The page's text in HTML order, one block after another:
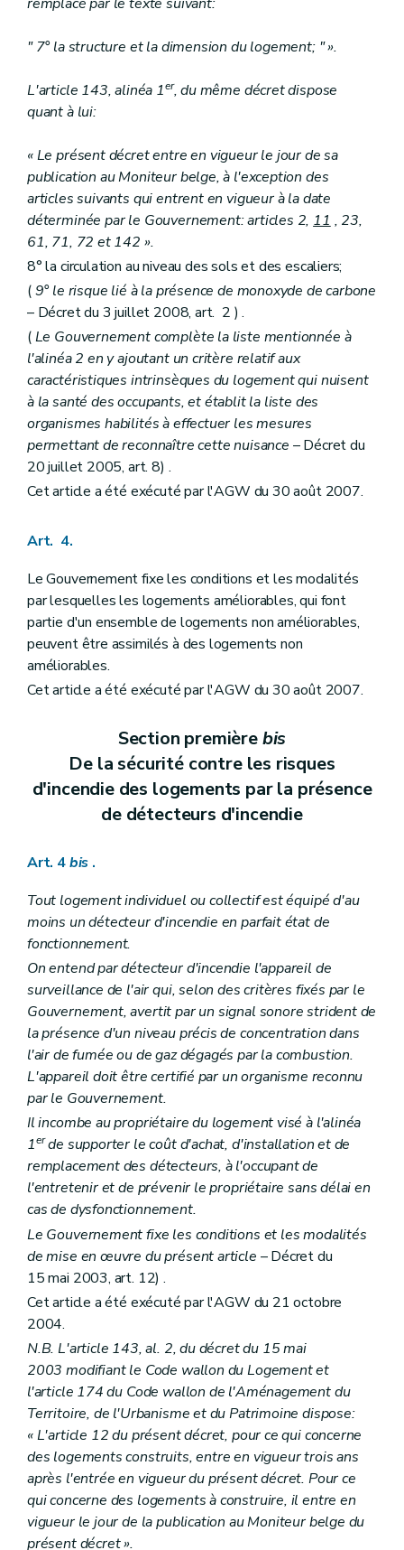
" 7° la structure et la dimension du logement; " ».
L'article 143, alinéa 1er, du même décret dispose
quant à lui:
« Le présent décret entre en vigueur le jour de sa
publication au Moniteur belge, à l'exception des
articles suivants qui entrent en vigueur à la date
déterminée par le Gouvernement: articles 2, 11 , 23,
61, 71, 72 et 142 ».
8° la circulation au niveau des sols et des escaliers;
(9° le risque lié à la présence de monoxyde de carbone
– Décret du 3 juillet 2008, art. 2 ) .
(Le Gouvernement complète la liste mentionnée à
l'alinéa 2 en y ajoutant un critère relatif aux
caractéristiques intrinsèques du logement qui nuisent
à la santé des occupants, et établit la liste des
organismes habilités à effectuer les mesures
permettant de reconnaître cette nuisance – Décret du
20 juillet 2005, art. 8) .
Cet article a été exécuté par l'AGW du 30 août 2007.
Art. 4.
Le Gouvernement fixe les conditions et les modalités
par lesquelles les logements améliorables, qui font
partie d'un ensemble de logements non améliorables,
peuvent être assimilés à des logements non
améliorables.
Cet article a été exécuté par l'AGW du 30 août 2007.
Section premièrebis
De la sécurité contre les risques
d'incendie des logements par la présence
de détecteurs d'incendie
Art. 4bis .
Tout logement individuel ou collectif est équipé d'au
moins un détecteur d'incendie en parfait état de
fonctionnement.
On entend par détecteur d'incendie l'appareil de
surveillance de l'air qui, selon des critères fixés par le
Gouvernement, avertit par un signal sonore strident de
la présence d'un niveau précis de concentration dans
l'air de fumée ou de gaz dégagés par la combustion.
L'appareil doit être certifié par un organisme reconnu
par le Gouvernement.
Il incombe au propriétaire du logement visé à l'alinéa
1erde supporter le coût d'achat, d'installation et de
remplacement des détecteurs, à l'occupant de
l'entretenir et de prévenir le propriétaire sans délai en
cas de dysfonctionnement.
Le Gouvernement fixe les conditions et les modalités
de mise en œuvre du présent article – Décret du
15 mai 2003, art. 12) .
Cet article a été exécuté par l'AGW du 21 octobre
2004.
N.B. L'article 143, al. 2, du décret du 15 mai
2003 modifiant le Code wallon du Logement et
l'article 174 du Code wallon de l'Aménagement du
Territoire, de l'Urbanisme et du Patrimoine dispose:
« L'article 12 du présent décret, pour ce qui concerne
des logements construits, entre en vigueur trois ans
après l'entrée en vigueur du présent décret. Pour ce
qui concerne des logements à construire, il entre en
vigueur le jour de la publication au Moniteur belge du
présent décret ».